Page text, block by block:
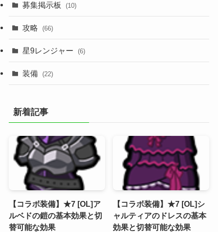
募集掲示板 (10)
攻略 (66)
星9レンジャー (6)
装備 (22)
新着記事
【コラボ装備】★7 [OL]ア
ルベドの鎧の基本効果と切
替可能な効果
【コラボ装備】★7 [OL]シ
ャルティアのドレスの基本
効果と切替可能な効果